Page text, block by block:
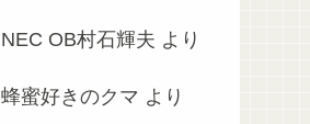
NEC OB村石輝夫 より
蜂蜜好きのクマ より